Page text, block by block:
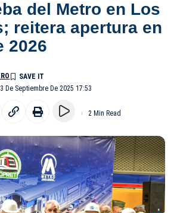
del Metro en Los
reitera apertura en
2026
De Septiembre De 2025 17:53
2 Min Read